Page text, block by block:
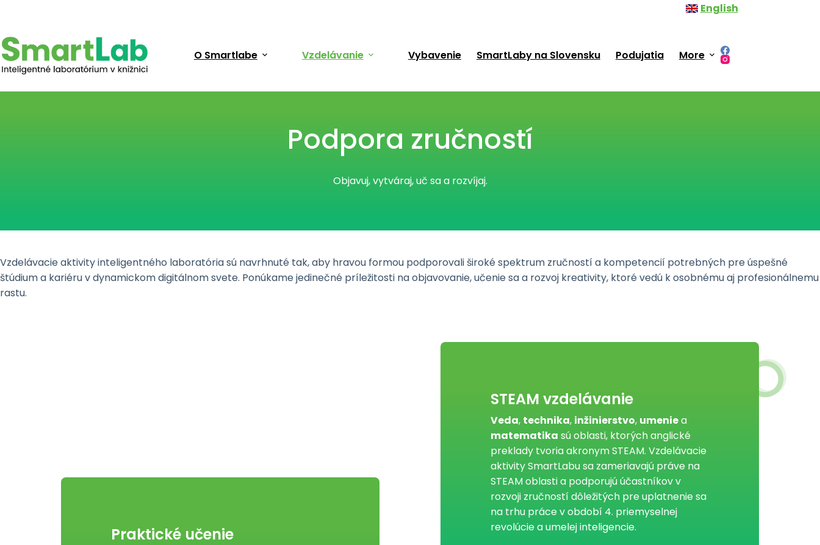
content
English
O Smartlabe Vzdelávanie Vybavenie SmartLaby na Slovensku Podujatia More
Podpora zručností
Objavuj, vytváraj, uč sa a rozvíjaj.
Vzdelávacie aktivity inteligentného laboratória sú navrhnuté tak, aby hravou formou podporovali široké spektrum zručností a kompetencií potrebných pre úspešné
štúdium a kariéru v dynamickom digitálnom svete. Ponúkame jedinečné príležitosti na objavovanie, učenie sa a rozvoj kreativity, ktoré vedú k osobnému aj profesionálnemu
rastu.
Praktické učenie
STEAM vzdelávanie
Veda, technika, inžinierstvo, umeniea
matematika sú oblasti, ktorých anglické
preklady tvoria akronym STEAM. Vzdelávacie
aktivity SmartLabu sa zameriavajú práve na
STEAM oblasti a podporujú účastníkov v
rozvoji zručností dôležitých pre uplatnenie sa
na trhu práce v období 4. priemyselnej
revolúcie a umelej inteligencie.